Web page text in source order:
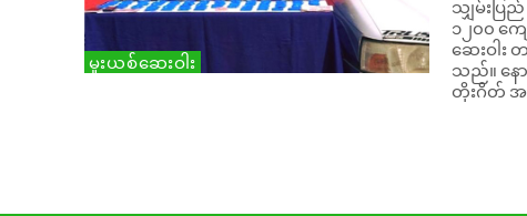
မူးယစ်ဆေးဝါး
သျှမ်းပြ
၁၂၀၀ ကျ
ဆေးဝါး
သည်။ နောင်ချိုမြို့ အဝင် မူဆယ်-မန္တလေးကားလမ်းပေါ်ရှိ အိုရီယမ်တယ်
တိုးဂိတ် အ